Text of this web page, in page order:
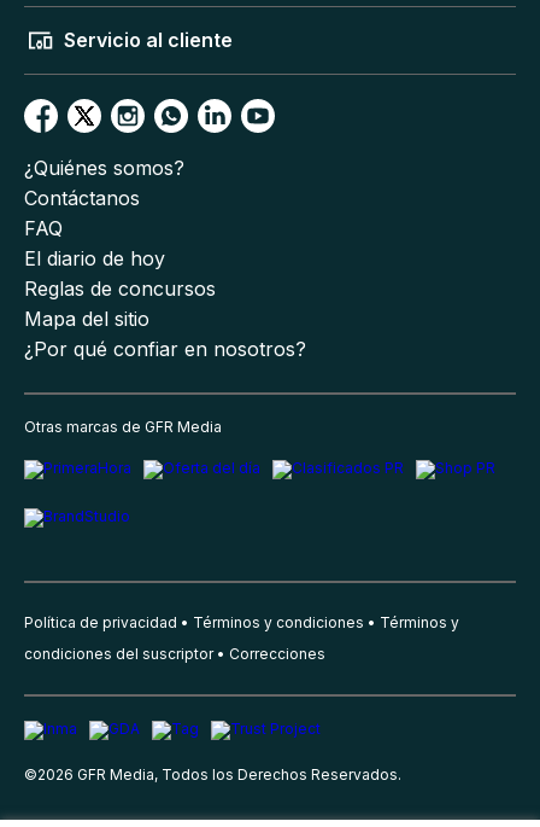
Servicio al cliente
¿Quiénes somos?
Contáctanos
FAQ
El diario de hoy
Reglas de concursos
Mapa del sitio
¿Por qué confiar en nosotros?
Otras marcas de GFR Media
Política de privacidad Términos y condiciones
Términos y
condiciones del suscriptor
Correcciones
©2026 GFR Media, Todos los Derechos Reservados.